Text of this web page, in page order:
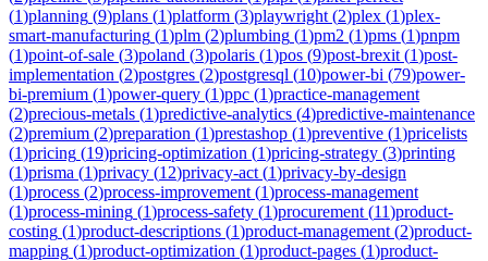
(1)planning (9)plans (1)platform (3)playwright (2)plex (1)plex-
smart-manufacturing (1)plm (2)plumbing (1)pm2 (1)pms (1)pnpm
(1)point-of-sale (3)poland (3)polaris (1)pos (9)post-brexit (1)post-
implementation (2)postgres (2)postgresql (10)power-bi (79)power-
bi-premium (1)power-query (1)ppc (1)practice-management
(2)precious-metals (1)predictive-analytics (4)predictive-maintenance
(2)premium (2)preparation (1)prestashop (1)preventive (1)pricelists
(1)pricing (19)pricing-optimization (1)pricing-strategy (3)printing
(1)prisma (1)privacy (12)privacy-act (1)privacy-by-design
(1)process (2)process-improvement (1)process-management
(1)process-mining (1)process-safety (1)procurement (11)product-
costing (1)product-descriptions (1)product-management (2)product-
mapping (1)product-optimization (1)product-pages (1)product-